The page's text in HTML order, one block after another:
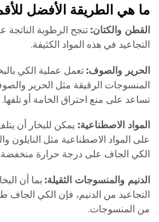
ما هي الطريقة الأفضل
القطن والكتان: تنجح الرطوبة الناتجة
التجاعيد في هذه المواد الكثيفة.
الحرير والصوف: تعمل عملية الكي
المنسوجات الرقيقة مثل الحرير
تساعد على منع احتراق الخامة أو تلفها.
المواد الاصطناعية: يمكن للبخار أن
على المواد الاصطناعية مثل النايلون
الكي الجاف على درجة حرارة منخفضة.
الدنيم والمنسوجات الثقيلة: بما أن
التجاعيد من الدنيم، فإن الكي الجاف
من المنسوجات.